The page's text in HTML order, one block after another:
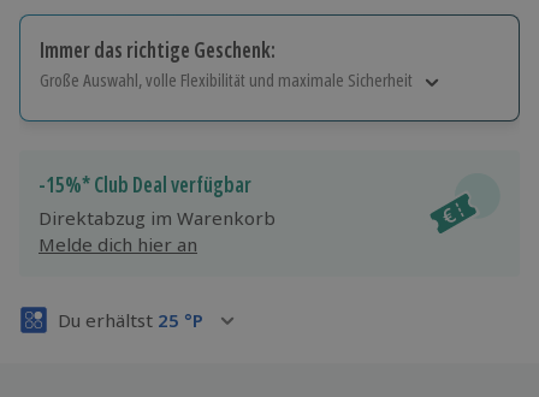
Immer das richtige Geschenk:
Große Auswahl, volle Flexibilität und maximale Sicherheit
Jeder Gutschein für alle Erlebnisse einlösbar.
Maximale Sicherheit
3 Jahre gültig & verlängerbar.
-15%* Club Deal verfügbar
Direktabzug im Warenkorb
Melde dich hier an
Du erhältst 25 °P